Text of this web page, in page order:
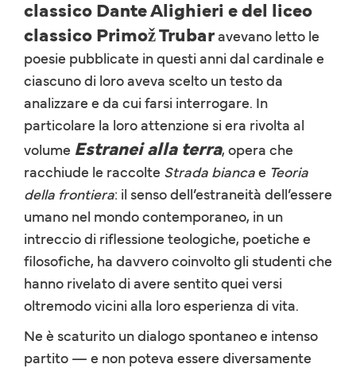
classico Dante Alighieri e del liceo
classico Primož Trubaravevano letto le
poesie pubblicate in questi anni dal cardinale e
ciascuno di loro aveva scelto un testo da
analizzare e da cui farsi interrogare. In
particolare la loro attenzione si era rivolta al
volume Estranei alla terra, opera che
racchiude le raccolte Strada biancae Teoria
della frontiera: il senso dell’estraneità dell’essere
umano nel mondo contemporaneo, in un
intreccio di riflessione teologiche, poetiche e
filosofiche, ha davvero coinvolto gli studenti che
hanno rivelato di avere sentito quei versi
oltremodo vicini alla loro esperienza di vita.
Ne è scaturito un dialogo spontaneo e intenso
partito — e non poteva essere diversamente